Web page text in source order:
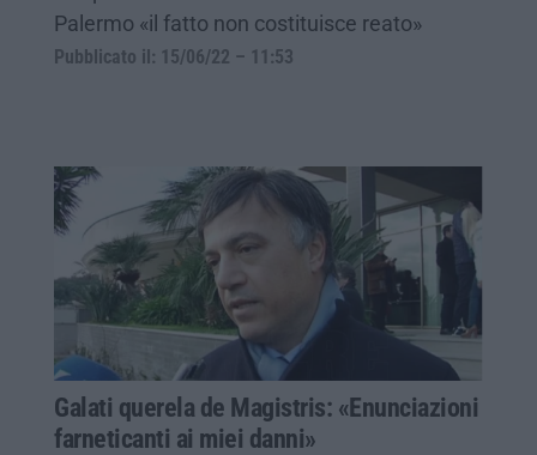
Palermo «il fatto non costituisce reato»
Pubblicato il: 15/06/22 – 11:53
Galati querela de Magistris: «Enunciazioni
farneticanti ai miei danni»